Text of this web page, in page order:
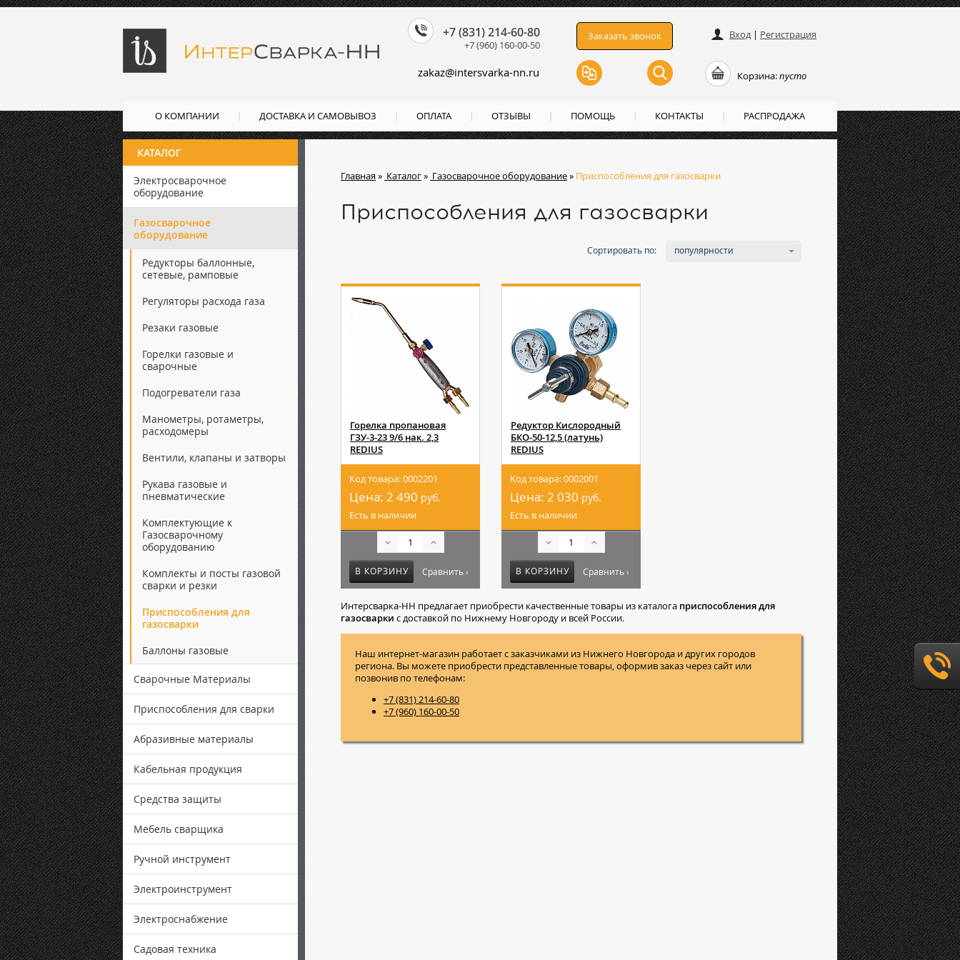
Главная» Каталог» Газосварочное оборудование» Приспособления для газосварки
Приспособления для газосварки
Сортировать по: популярности
Горелка пропановая
ГЗУ-3-23 9/6 нак. 2,3
REDIUS
Код товара: 0002201
Цена: 2 490 руб.
Есть в наличии
В КОРЗИНУ Сравнить ›
Редуктор Кислородный
БКО-50-12,5 (латунь)
REDIUS
Код товара: 0002001
Цена: 2 030 руб.
Есть в наличии
В КОРЗИНУ Сравнить ›
Интерсварка-НН предлагает приобрести качественные товары из каталога приспособления для
газосварки с доставкой по Нижнему Новгороду и всей России.
Наш интернет-магазин работает с заказчиками из Нижнего Новгорода и других городов
региона. Вы можете приобрести представленные товары, оформив заказ через сайт или
позвонив по телефонам:
+7 (831) 214-60-80
+7 (960) 160-00-50
КАТАЛОГ
Электросварочное
оборудование
Газосварочное
оборудование
Редукторы баллонные,
сетевые, рамповые
Регуляторы расхода газа
Резаки газовые
Горелки газовые и
сварочные
Подогреватели газа
Манометры, ротаметры,
расходомеры
Вентили, клапаны и затворы
Рукава газовые и
пневматические
Комплектующие к
Газосварочному
оборудованию
Комплекты и посты газовой
сварки и резки
Приспособления для
газосварки
Баллоны газовые
Сварочные Материалы
Приспособления для сварки
Абразивные материалы
Кабельная продукция
Средства защиты
Мебель сварщика
Ручной инструмент
Электроинструмент
Электроснабжение
Садовая техника
Вход| Регистрация
Корзина:пусто
Заказать звонок
zakaz@intersvarka-nn.ru
+7 (831) 214-60-80
+7 (960) 160-00-50
О КОМПАНИИ ДОСТАВКА И САМОВЫВОЗ ОПЛАТА ОТЗЫВЫ ПОМОЩЬ КОНТАКТЫ РАСПРОДАЖА